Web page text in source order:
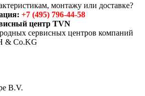
монтажу или доставке?
+7 (495) 796-44-58
центр TVN
сервисных центров компаний
& Co.KG
B.V.